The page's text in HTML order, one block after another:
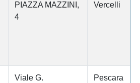
PIAZZA MAZZINI,
4
Vercelli
Viale G.
Pescara